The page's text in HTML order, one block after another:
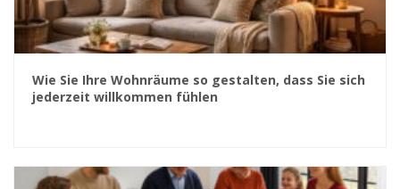
Wie Sie Ihre Wohnräume so gestalten, dass Sie sich
jederzeit willkommen fühlen